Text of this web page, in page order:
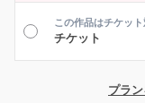
この作品はチケッ
チケット
プラ